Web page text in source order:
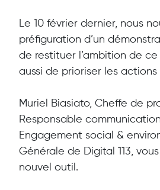
Le 10 février dernier, nous
préfiguration d’un
de restituer l’ambition de
aussi de prioriser les
Muriel Biasiato, Cheffe de
Responsable
Engagement social &
Générale de Digital 113,
nouvel outil.